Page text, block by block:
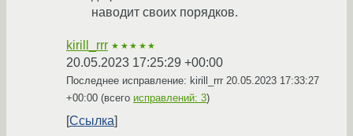
наводит своих порядков.
kirill_rrr ★★★★★
20.05.2023 17:25:29 +00:00
Последнее исправление: kirill_rrr 20.05.2023 17:33:27
+00:00 (всего исправлений: 3)
Ссылка